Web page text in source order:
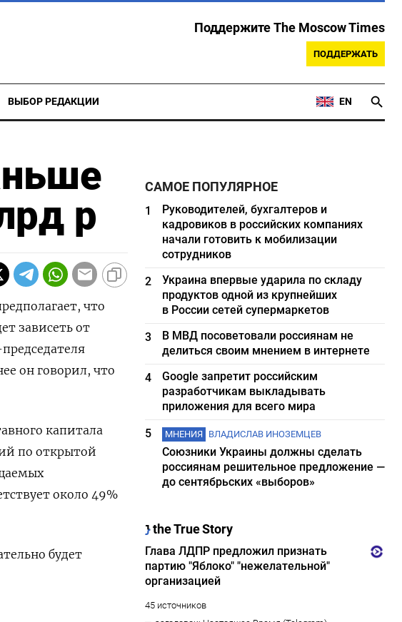
Поддержите The Moscow Times
ПОДДЕРЖАТЬ
ВЫБОР РЕДАКЦИИ EN
р
что
зависеть от
⁠он говорил, ‌что
капитала
по открытой
около 49%
будет
САМОЕ ПОПУЛЯРНОЕ
1
Руководителей, бухгалтеров и
кадровиков в российских компаниях
начали готовить к мобилизации
сотрудников
2
Украина впервые ударила по складу
продуктов одной из крупнейших
в России сетей супермаркетов
3
В МВД посоветовали россиянам не
делиться своим мнением в интернете
4
Google запретит российским
разработчикам выкладывать
приложения для всего мира
5
МНЕНИЯ ВЛАДИСЛАВ ИНОЗЕМЦЕВ
Союзники Украины должны сделать
россиянам решительное предложение —
до сентябрьских «выборов»